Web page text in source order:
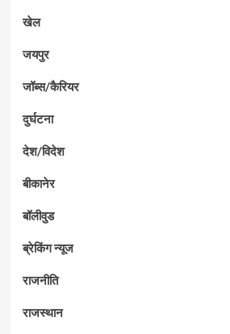
खेल
जयपुर
जॉब्स/कैरियर
दुर्घटना
देश/विदेश
बीकानेर
बॉलीवुड
ब्रेकिंग न्यूज
राजनीति
राजस्थान